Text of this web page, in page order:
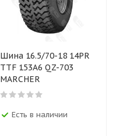
Шина 16.5/70-18 14PR
TTF 153А6 QZ-703
MARCHER
Есть в наличии